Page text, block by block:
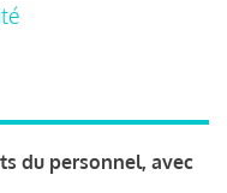
du personnel, avec